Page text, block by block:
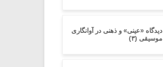
دیدگاه «عینی» و ذهنی در آوانگاری
موسیقی (۳)